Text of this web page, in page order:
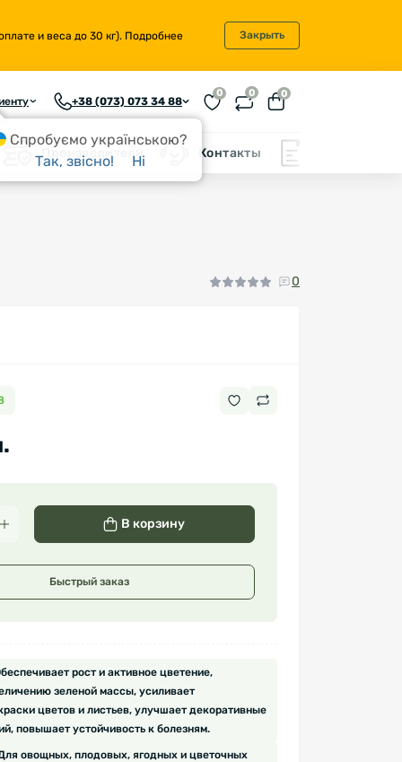
и веса до 30 кг). Подробнее Закрыть
+38 (073) 073 34 88
0 0 0
Производители Контакты
0
В корзину
Быстрый заказ
рост и активное цветение,
зеленой массы, усиливает
цветов и листьев, улучшает декоративные
повышает устойчивость к болезням.
овощных, плодовых, ягодных и цветочных
Спробуємо українською?
Так, звісно!
Ні